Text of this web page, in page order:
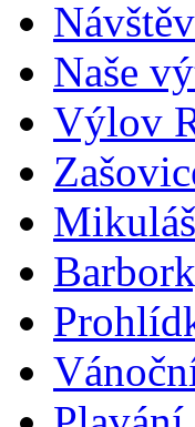
Naše
Výlov